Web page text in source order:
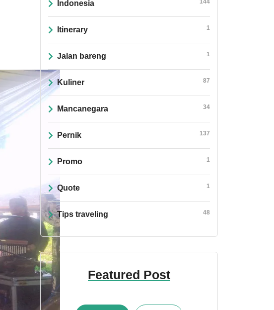
Indonesia 144
Itinerary 1
Jalan bareng 1
Kuliner 87
Mancanegara 34
Pernik 137
Promo 1
Quote 1
Tips traveling 48
Featured Post